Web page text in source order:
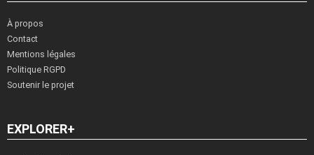
À propos
Contact
Mentions légales
Politique RGPD
Soutenir le projet
EXPLORER+